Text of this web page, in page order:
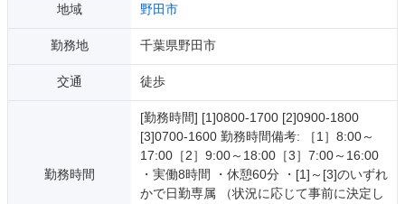
地域 野田市
勤務地 千葉県野田市
交通 徒歩
勤務時間
[勤務時間] [1]0800-1700 [2]0900-1800
[3]0700-1600 勤務時間備考: ［1］8:00～
17:00［2］9:00～18:00［3］7:00～16:00
・実働8時間 ・休憩60分 ・[1]～[3]のいずれ
かで日勤専属 （状況に応じて事前に決定し